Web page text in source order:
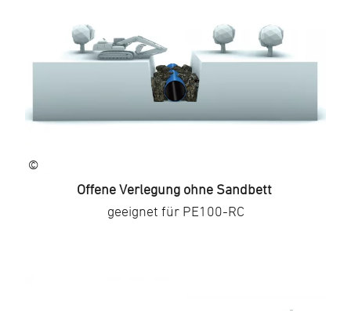
©
Offene Verlegung ohne Sandbett
geeignet für PE100-RC